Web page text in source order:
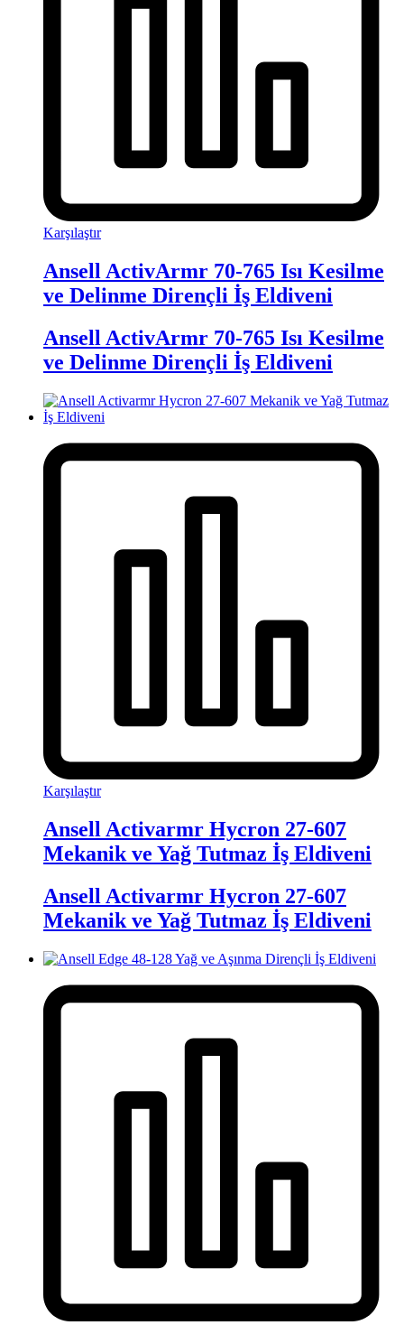
Karşılaştır
Ansell ActivArmr 70-765 Isı Kesilme
ve Delinme Dirençli İş Eldiveni
Ansell ActivArmr 70-765 Isı Kesilme
ve Delinme Dirençli İş Eldiveni
Karşılaştır
Ansell Activarmr Hycron 27-607
Mekanik ve Yağ Tutmaz İş Eldiveni
Ansell Activarmr Hycron 27-607
Mekanik ve Yağ Tutmaz İş Eldiveni